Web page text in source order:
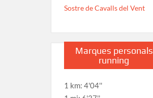
Sostre de Cavalls del Vent
Marques personals
running
1 km: 4'04''